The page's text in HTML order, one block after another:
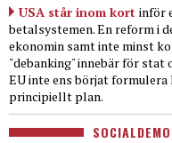
USA står inom kort inför
betalsystemen. En reform i
ekonomin samt inte minst
"debanking" innebär för stat
EU inte ens börjat
principiellt plan.